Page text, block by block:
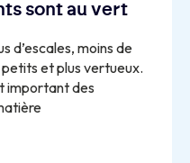
sont au vert
d’escales, moins de
et plus vertueux.
important des